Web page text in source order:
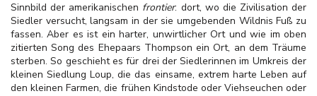
Sinnbild der amerikanischen frontier: dort, wo die Zivilisation der
Siedler versucht, langsam in der sie umgebenden Wildnis Fuß zu
fassen. Aber es ist ein harter, unwirtlicher Ort und wie im oben
zitierten Song des Ehepaars Thompson ein Ort, an dem Träume
sterben. So geschieht es für drei der Siedlerinnen im Umkreis der
kleinen Siedlung Loup, die das einsame, extrem harte Leben auf
den kleinen Farmen, die frühen Kindstode oder Viehseuchen oder